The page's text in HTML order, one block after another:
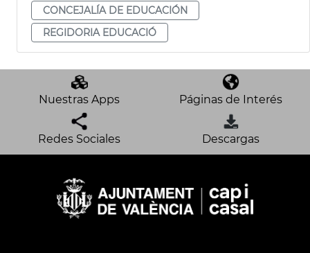
CONCEJALÍA DE EDUCACIÓN
REGIDORIA EDUCACIÓ
Nuestras Apps Páginas de Interés
Redes Sociales Descargas